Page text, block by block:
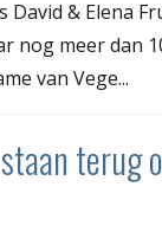
David & Elena
nog meer dan
van Vege...
terug